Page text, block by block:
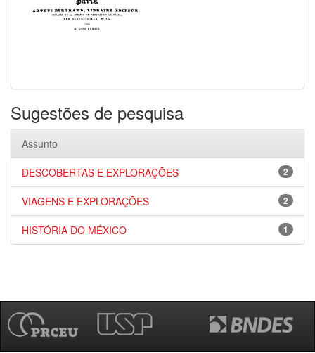
Sugestões de pesquisa
Assunto
2
DESCOBERTAS E EXPLORAÇÕES
2
VIAGENS E EXPLORAÇÕES
1
HISTÓRIA DO MÉXICO